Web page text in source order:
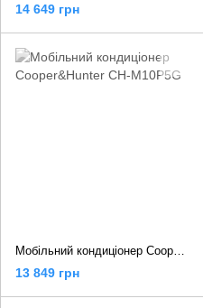
14 649 грн
Мобільний кондиціонер Cooper&Hunter CH-M10P5G
13 849 грн